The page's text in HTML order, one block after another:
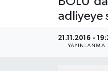
adliyeye
21.11.2016 -
YAYINLANMA